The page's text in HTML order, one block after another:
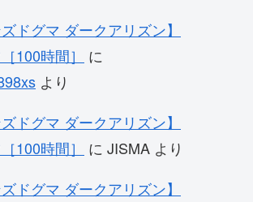
ズドグマ ダークアリズン】
100時間］
に
より
ズドグマ ダークアリズン】
100時間］
に JISMA より
ズドグマ ダークアリズン】